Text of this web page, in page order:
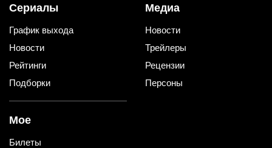
Сериалы
График выхода
Новости
Рейтинги
Подборки
Медиа
Новости
Трейлеры
Рецензии
Персоны
Мое
Билеты